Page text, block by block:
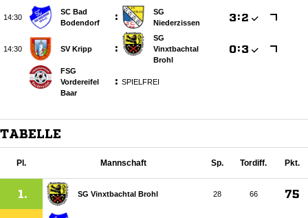

SC Bad
Bodendorf
:
SG
Niederzissen
:
 SV Kripp :
SG
Vinxtbachtal
Brohl
:
FSG
Vordereifel
Baar
: SPIELFREI
TABELLE
Pl. Mannschaft Sp. Tordiff. Pkt.
1. SG Vinxtbachtal Brohl 28 66 75